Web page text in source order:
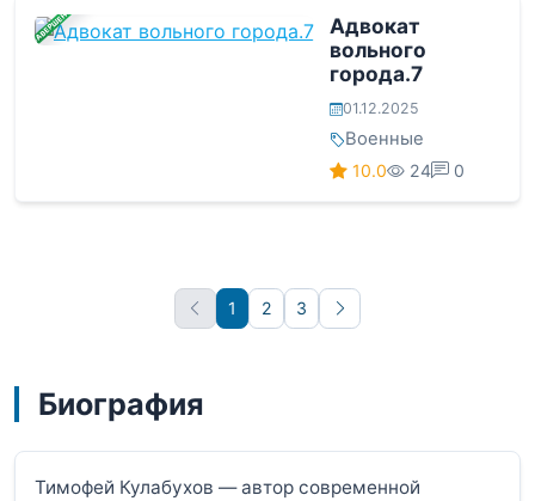
ЗАВЕРШЕНА
Адвокат
вольного
города.7
01.12.2025
Военные
10.0 24 0
1 2 3
Вперёд
Биография
Тимофей Кулабухов — автор современной